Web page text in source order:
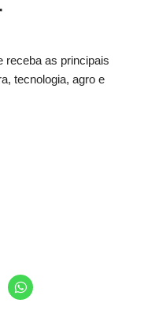
receba as principais
tecnologia, agro e